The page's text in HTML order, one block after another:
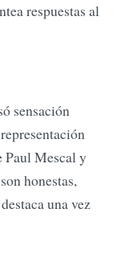
respuestas al
sensación
Paul Mescal y
honestas,
una vez